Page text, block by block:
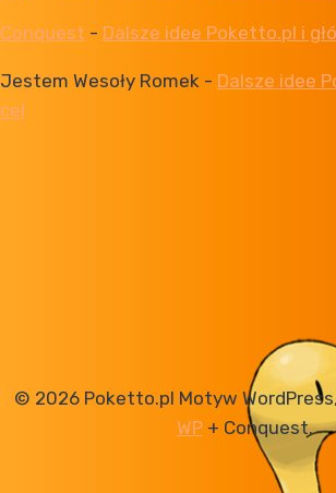
Conquest - Dalsze idee Poketto.pl i
Jestem Wesoły Romek - Dalsze idee
cel
© 2026 Poketto.pl Motyw
WP+ Conquest.